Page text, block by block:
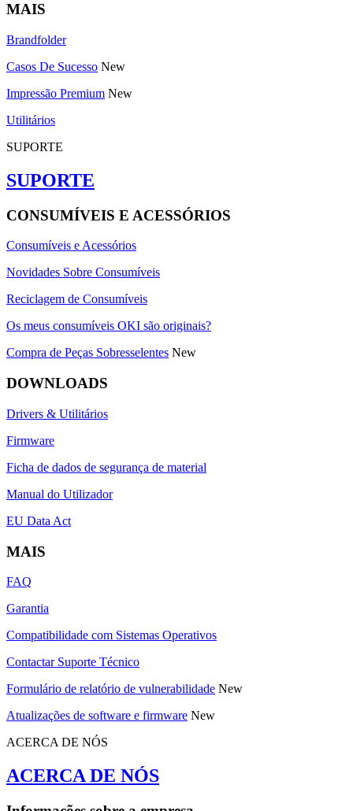
MAIS
Brandfolder
Casos De Sucesso New
Impressão Premium New
Utilitários
SUPORTE
SUPORTE
CONSUMÍVEIS E ACESSÓRIOS
Consumíveis e Acessórios
Novidades Sobre Consumíveis
Reciclagem de Consumíveis
Os meus consumíveis OKI são originais?
Compra de Peças Sobresselentes New
DOWNLOADS
Drivers & Utilitários
Firmware
Ficha de dados de segurança de material
Manual do Utilizador
EU Data Act
MAIS
FAQ
Garantia
Compatibilidade com Sistemas Operativos
Contactar Suporte Técnico
Formulário de relatório de vulnerabilidade New
Atualizações de software e firmware New
ACERCA DE NÓS
ACERCA DE NÓS